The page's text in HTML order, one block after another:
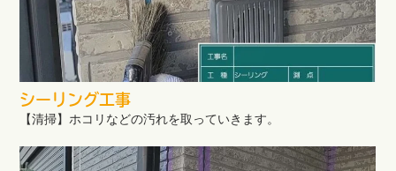
シーリング工事
【清掃】ホコリなどの汚れを取っていきます。